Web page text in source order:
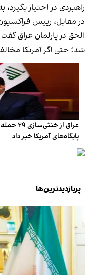
راهبردی در اختیار
در مقابل، رییس
الحق در پارلمان عراق
شد؛ حتی اگر آمریکا
عراق
پایگاه‌های آمریکا خبر داد
پربازدیدترین‌ها